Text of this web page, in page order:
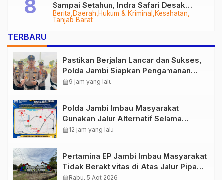
Berita Daerah Hukum & Kriminal
Kesehatan
Tanjab Barat
Sampai Setahun, Indra Safari Desak
Audit Menyeluruh
TERBARU
Pastikan Berjalan Lancar dan Sukses,
Polda Jambi Siapkan Pengamanan
Berlapis untuk 8.750 Pelari, 1.848
calendar_month9 jam yang lalu
Polda Jambi Imbau Masyarakat
Gunakan Jalur Alternatif Selama
Pelaksanaan Presisi Merdeka Run
calendar_month12 jam yang lalu
Pertamina EP Jambi Imbau Masyarakat
Tidak Beraktivitas di Atas Jalur Pipa
Migas Demi Keselamatan Bersama
calendar_monthRabu, 5 Agt 2026